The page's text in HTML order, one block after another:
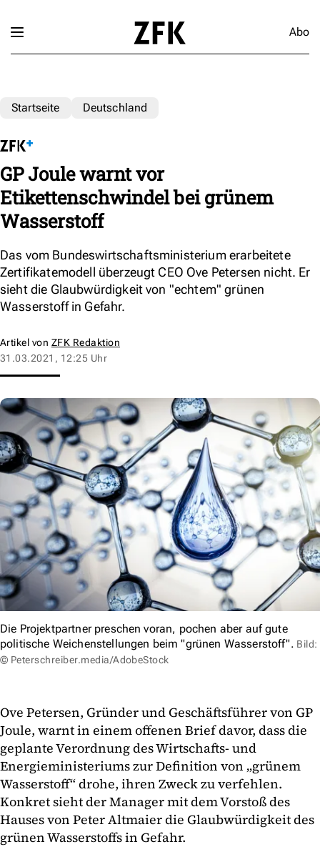
Abo
Startseite Deutschland
GP Joule warnt vor
Etikettenschwindel bei grünem
Wasserstoff
Das vom Bundeswirtschaftsministerium erarbeitete
Zertifikatemodell überzeugt CEO Ove Petersen nicht. Er
sieht die Glaubwürdigkeit von "echtem" grünen
Wasserstoff in Gefahr.
Artikel von ZFK Redaktion
31.03.2021, 12:25 Uhr
Die Projektpartner preschen voran, pochen aber auf gute
politische Weichenstellungen beim "grünen Wasserstoff". Bild:
© Peterschreiber.media/AdobeStock
Ove Petersen, Gründer und Geschäftsführer von GP
Joule, warnt in einem offenen Brief davor, dass die
geplante Verordnung des Wirtschafts- und
Energieministeriums zur Definition von „grünem
Wasserstoff“ drohe, ihren Zweck zu verfehlen.
Konkret sieht der Manager mit dem Vorstoß des
Hauses von Peter Altmaier die Glaubwürdigkeit des
grünen Wasserstoffs in Gefahr.